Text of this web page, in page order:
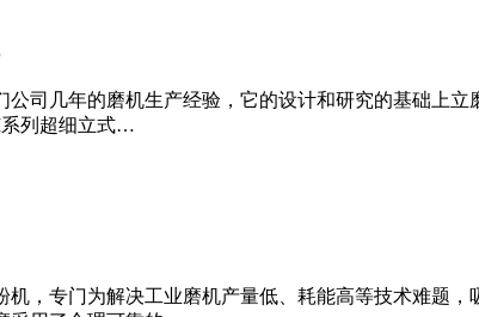
公司几年的磨机生产经验，它的设计和研究的基础上
列超细立式…
机，专门为解决工业磨机产量低、耗能高等技术难题